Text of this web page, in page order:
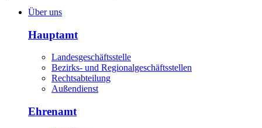
Über uns
Hauptamt
Landesgeschäftsstelle
Bezirks- und Regionalgeschäftsstellen
Rechtsabteilung
Außendienst
Ehrenamt